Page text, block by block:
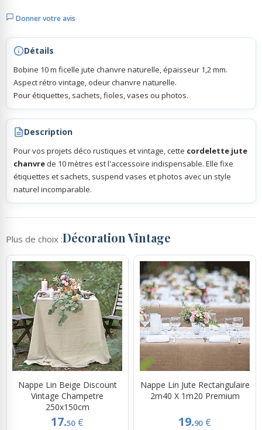
Scrapbooking, Loisirs Créatifs
Donner votre avis
Détails
Bobine 10 m ficelle jute chanvre naturelle, épaisseur 1,2 mm.
Aspect rétro vintage, odeur chanvre naturelle.
Pour étiquettes, sachets, fioles, vases ou photos.
Description
Pour vos projets déco rustiques et vintage, cette cordelette jute
chanvre de 10 mètres est l'accessoire indispensable. Elle fixe
étiquettes et sachets, suspend vases et photos avec un style
naturel incomparable.
Plus de choix :Décoration Vintage
Nappe Lin Beige Discount
Vintage Champetre
250x150cm
17.50 €
Nappe Lin Jute Rectangulaire
2m40 X 1m20 Premium
19.90 €